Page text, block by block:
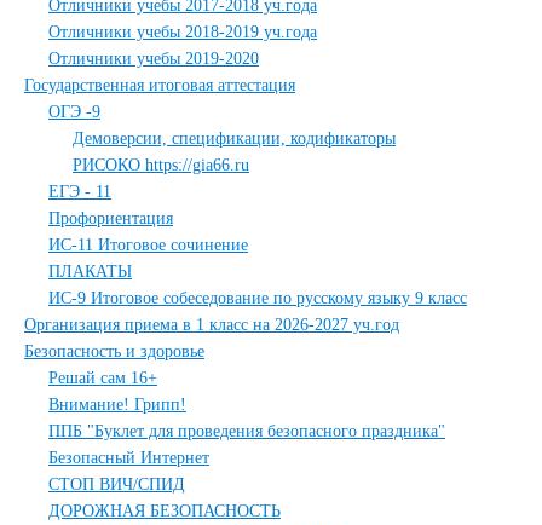
Отличники учебы 2017-2018 уч.года
Отличники учебы 2018-2019 уч.года
Отличники учебы 2019-2020
Государственная итоговая аттестация
ОГЭ -9
Демоверсии, спецификации, кодификаторы
РИСОКО https://gia66.ru
ЕГЭ - 11
Профориентация
ИС-11 Итоговое сочинение
ПЛАКАТЫ
ИС-9 Итоговое собеседование по русскому языку 9 класс
Организация приема в 1 класс на 2026-2027 уч.год
Безопасность и здоровье
Решай сам 16+
Внимание! Грипп!
ППБ "Буклет для проведения безопасного праздника"
Безопасный Интернет
СТОП ВИЧ/СПИД
ДОРОЖНАЯ БЕЗОПАСНОСТЬ